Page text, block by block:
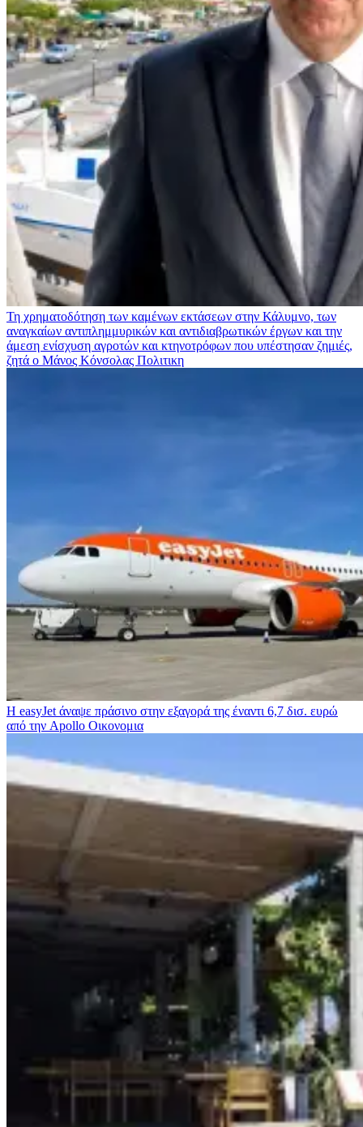
Τη χρηματοδότηση των καμένων εκτάσεων στην Κάλυμνο, των
αναγκαίων αντιπλημμυρικών και αντιδιαβρωτικών έργων και την
άμεση ενίσχυση αγροτών και κτηνοτρόφων που υπέστησαν ζημιές,
ζητά ο Μάνος Κόνσολας Πολιτικη
Η easyJet άναψε πράσινο στην εξαγορά της έναντι 6,7 δισ. ευρώ
από την Apollo Οικονομια